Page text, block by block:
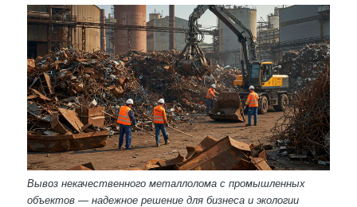
Вывоз некачественного металлолома с промышленных
объектов — надежное решение для бизнеса и экологии